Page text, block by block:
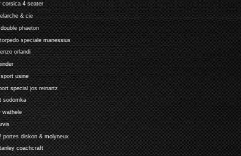
corsica 4 seater
& cie
phaeton
speciale manessius
orlandi
usine
special jos reinartz
sodomka
wathele
portes diskon & molyneux
coachcraft